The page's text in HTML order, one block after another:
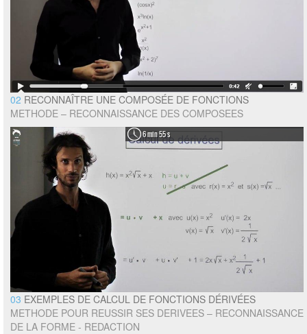
02 RECONNAÎTRE UNE COMPOSÉE DE FONCTIONS
METHODE – RECONNAISSANCE DES COMPOSEES
6 min 55 s
03 EXEMPLES DE CALCUL DE FONCTIONS DÉRIVÉES
METHODE POUR REUSSIR SES DERIVEES – RECONNAISSANCE
DE LA FORME - REDACTION